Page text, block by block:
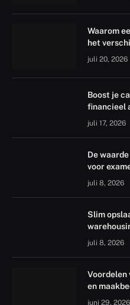
Waarom
het
juli 20, 2026
Boost je
financieel
juli 17, 2026
De
voor
juli 8, 2026
Slim
juli 8, 2026
Voordelen
en
juni 29, 2026